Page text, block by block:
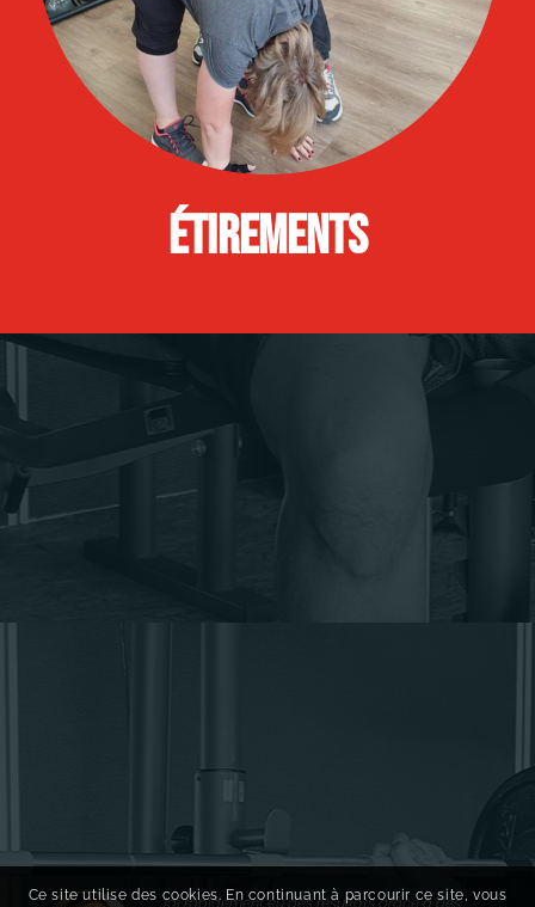
Étirements
J’ai rapidement eu des résultats grâce à des
Ce site utilise des cookies. En continuant à parcourir ce site, vous